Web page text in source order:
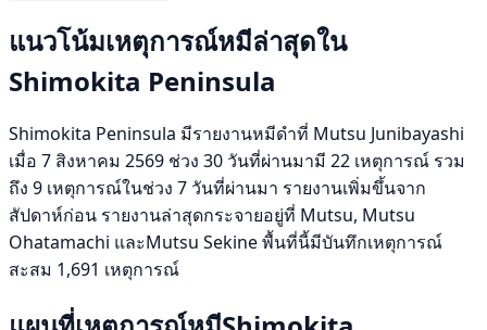
แนวโน้มเหตุการณ์หมีล่าสุดใน
Shimokita Peninsula
Shimokita Peninsula มีรายงานหมีดำที่ Mutsu Junibayashi
เมื่อ 7 สิงหาคม 2569 ช่วง 30 วันที่ผ่านมามี 22 เหตุการณ์ รวม
ถึง 9 เหตุการณ์ในช่วง 7 วันที่ผ่านมา รายงานเพิ่มขึ้นจาก
สัปดาห์ก่อน รายงานล่าสุดกระจายอยู่ที่ Mutsu, Mutsu
Ohatamachi และMutsu Sekine พื้นที่นี้มีบันทึกเหตุการณ์
สะสม 1,691 เหตุการณ์